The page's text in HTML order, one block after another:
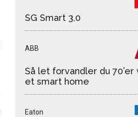
SG Smart 3,0
ABB
Så let forvandler du 70’er
et smart home
Eaton